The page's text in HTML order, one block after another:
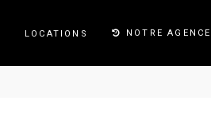
LOCATIONS NOTRE AGENCE